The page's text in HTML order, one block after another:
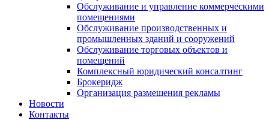
Обслуживание и управление коммерческими
помещениями
Обслуживание производственных и
промышленных зданий и сооружений
Обслуживание торговых объектов и
помещений
Комплексный юридический консалтинг
Брокеридж
Организация размещения рекламы
Новости
Контакты